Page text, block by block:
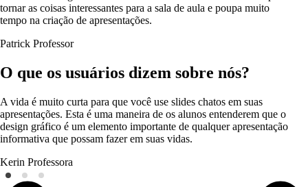
tornar as coisas interessantes para a sala de aula e poupa muito
tempo na criação de apresentações.
Patrick Professor
O que os usuários dizem sobre nós?
A vida é muito curta para que você use slides chatos em suas
apresentações. Esta é uma maneira de os alunos entenderem que o
design gráfico é um elemento importante de qualquer apresentação
informativa que possam fazer em suas vidas.
Kerin Professora